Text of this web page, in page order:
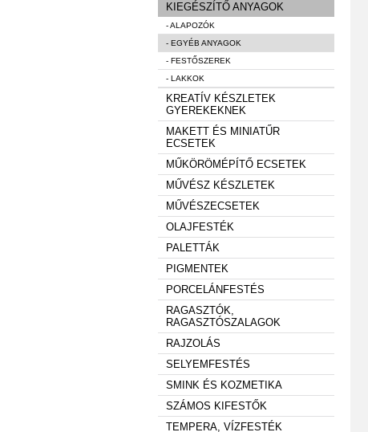
KIEGÉSZÍTŐ ANYAGOK
- ALAPOZÓK
- EGYÉB ANYAGOK
- FESTŐSZEREK
- LAKKOK
KREATÍV KÉSZLETEK
GYEREKEKNEK
MAKETT ÉS MINIATŰR
ECSETEK
MŰKÖRÖMÉPÍTŐ ECSETEK
MŰVÉSZ KÉSZLETEK
MŰVÉSZECSETEK
OLAJFESTÉK
PALETTÁK
PIGMENTEK
PORCELÁNFESTÉS
RAGASZTÓK,
RAGASZTÓSZALAGOK
RAJZOLÁS
SELYEMFESTÉS
SMINK ÉS KOZMETIKA
SZÁMOS KIFESTŐK
TEMPERA, VÍZFESTÉK